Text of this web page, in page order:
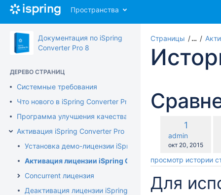
Перейти
главному
содержимому
assistive.skiplink.to.breadcrumbs
assistive.skiplink.to.header.menu
assistive.skiplink.to.quick.search
Пространства
Документация по iSpring
Converter Pro 8
ДЕРЕВО СТРАНИЦ
Системные требования
Что нового в iSpring Converter Pro 8
Программа улучшения качества продукта
Активация iSpring Converter Pro
Установка демо-лицензии iSpring Converter Pro
Активация лицензии iSpring Converter Pro
Concurrent лицензия
Деактивация лицензии iSpring Converter Pro
Страницы …
Старая
версия
1
admin
Сохранено
окт 20, 2015
просмотр истории
Для